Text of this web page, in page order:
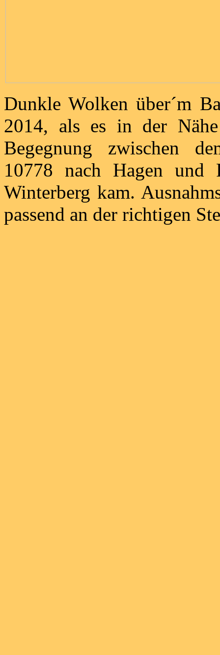
Dunkle Wolken über´m
2014, als es in der
Begegnung zwischen
10778 nach Hagen
Winterberg kam.
passend an der richtigen